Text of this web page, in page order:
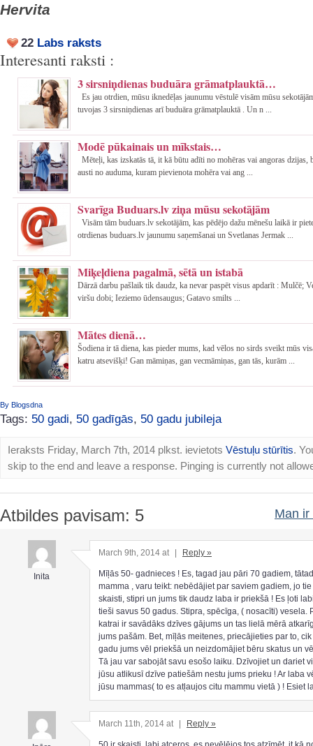
Hervita
22 Labs raksts
Interesanti raksti :
3 sirsniņdienas buduāra grāmatplauktā…
Es jau otrdien, mūsu iknedēļas jaunumu vēstulē visām mūsu
tuvojas 3 sirsniņdienas arī buduāra grāmatplauktā . Un n ...
Modē pūkainais un mīkstais…
Mēteļi, kas izskatās tā, it kā būtu adīti no mohēras vai angoras dzijas,
austi no auduma, kuram pievienota mohēra vai ang ...
Svarīga Buduars.lv ziņa mūsu sekotājām
Visām tām buduars.lv sekotājām, kas pēdējo dažu mēnešu laikā ir
otrdienas buduars.lv jaunumu saņemšanai un Svetlanas Jermak ...
Miķeļdiena pagalmā, sētā un istabā
Dārzā darbu pašlaik tik daudz, ka nevar paspēt visus apdarīt : Mulčē;
viršu dobi; Ieziemo ūdensaugus; Gatavo smilts ...
Mātes dienā…
Šodiena ir tā diena, kas pieder mums, kad vēlos no sirds sveikt mūs
katru atsevišķi! Gan māmiņas, gan vecmāmiņas, gan tās, kurām ...
By Blogsdna
Tags: 50 gadi, 50 gadīgās, 50 gadu jubileja
Ieraksts Friday, March 7th, 2014 plkst. ievietots Vēstuļu stūrītis.
skip to the end and leave a response. Pinging is currently not
Atbildes pavisam: 5 Man ir
Inita
March 9th, 2014 at Reply »
Mīļās 50- gadnieces ! Es, tagad jau pāri 70 gadiem,
mamma , varu teikt: nebēdājiet par saviem gadiem, jo tie
skaisti, stipri un jums tik daudz laba ir priekšā ! Es ļoti
tieši savus 50 gadus. Stipra, spēcīga, ( nosacīti) vesela.
katrai ir savādāks dzīves gājums un tas lielā mērā
jums pašām. Bet, mīļās meitenes, priecājieties par to,
gadu jums vēl priekšā un neizdomājiet bēru skatus un
Tā jau var sabojāt savu esošo laiku. Dzīvojiet un dariet
jūsu atlikusī dzīve patiešām nestu jums prieku ! Ar laba
jūsu mammas( to es atļaujos citu mammu vietā ) ! Esiet
March 11th, 2014 at Reply »